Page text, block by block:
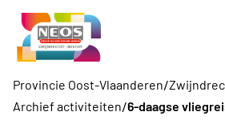
Provincie Oost-Vlaanderen/
Archief activiteiten/6-daagse